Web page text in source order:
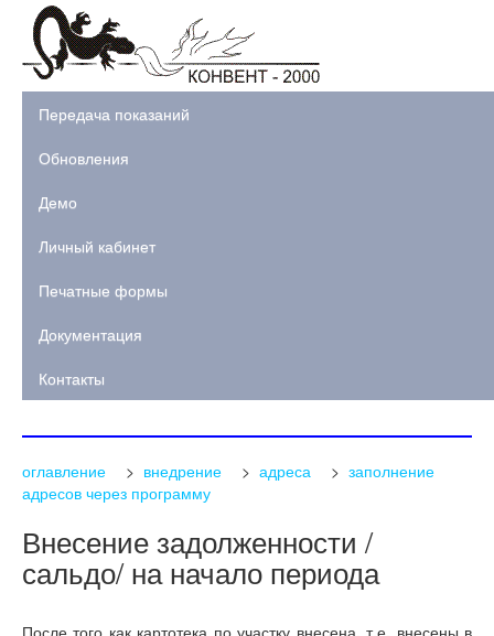
Передача показаний
Обновления
Демо
Личный кабинет
Печатные формы
Документация
Контакты
оглавление > внедрение > адреса > заполнение
адресов через программу
Внесение задолженности /
сальдо/ на начало периода
После того как картотека по участку внесена, т.е. внесены в